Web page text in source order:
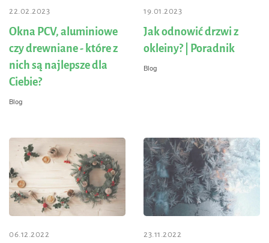
22.02.2023
Okna PCV, aluminiowe
czy drewniane - które z
nich są najlepsze dla
Ciebie?
Blog
19.01.2023
Jak odnowić drzwi z
okleiny? | Poradnik
Blog
06.12.2022 23.11.2022